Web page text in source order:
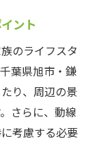
ント
のライフスタ
葉県旭市・鎌
り、周辺の景
さらに、動線
考慮する必要